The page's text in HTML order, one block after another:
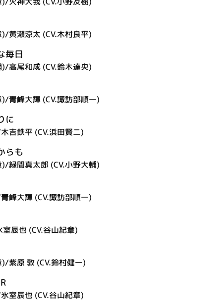
黄瀬涼太 (CV.木村良平)
毎日
高尾和成 (CV.鈴木達央)
青峰大輝 (CV.諏訪部順一)
に
吉鉄平 (CV.浜田賢二)
らも
緑間真太郎 (CV.小野大輔)
峰大輝 (CV.諏訪部順一)
辰也 (CV.谷山紀章)
紫原 敦 (CV.鈴村健一)
室辰也 (CV.谷山紀章)